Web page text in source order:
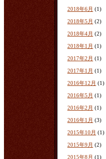
2018年6月 (1)
2018年5月 (2)
2018年4月 (2)
2018年1月 (1)
2017年2月 (1)
2017年1月 (1)
2016年12月 (1)
2016年5月 (1)
2016年2月 (1)
2016年1月 (3)
2015年10月 (1)
2015年9月 (2)
2015年8月 (1)